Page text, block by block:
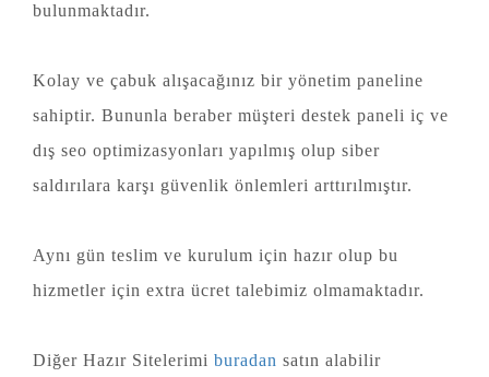
bulunmaktadır.
Kolay ve çabuk alışacağınız bir yönetim paneline
sahiptir. Bununla beraber müşteri destek paneli iç ve
dış seo optimizasyonları yapılmış olup siber
saldırılara karşı güvenlik önlemleri arttırılmıştır.
Aynı gün teslim ve kurulum için hazır olup bu
hizmetler için extra ücret talebimiz olmamaktadır.
Diğer Hazır Sitelerimi buradan satın alabilir